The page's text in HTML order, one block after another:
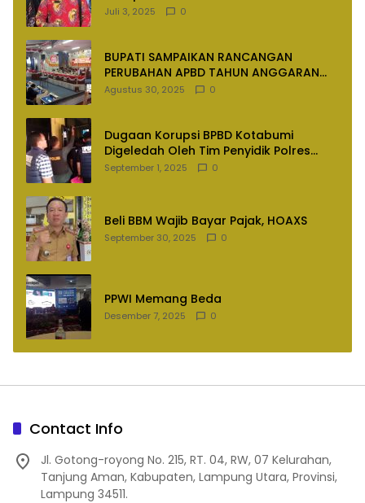
Juli 3, 2025 0
BUPATI SAMPAIKAN RANCANGAN
PERUBAHAN APBD TAHUN ANGGARAN
2025
Agustus 30, 2025 0
Dugaan Korupsi BPBD Kotabumi
Digeledah Oleh Tim Penyidik Polres
Lampung Utara
September 1, 2025 0
Beli BBM Wajib Bayar Pajak, HOAXS
September 30, 2025 0
PPWI Memang Beda
Desember 7, 2025 0
Contact Info
Jl. Gotong-royong No. 215, RT. 04, RW, 07 Kelurahan,
Tanjung Aman, Kabupaten, Lampung Utara, Provinsi,
Lampung 34511.